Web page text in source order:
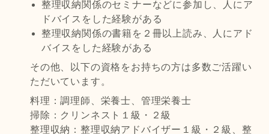
整理収納関係のセミナーなどに参加し、人にア
ドバイスをした経験がある
整理収納関係の書籍を２冊以上読み、人にアド
バイスをした経験がある
その他、以下の資格をお持ちの方は多数ご活躍い
ただいています。
料理：調理師、栄養士、管理栄養士
掃除：クリンネスト１級・２級
整理収納：整理収納アドバイザー１級・２級、整